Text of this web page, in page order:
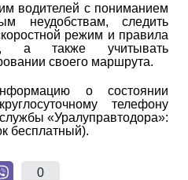
водителей с пониманием
неудобствам, следить
режим и правила
а также учитывать
своего маршрута.
о состоянии
телефону
«Уралуправтодора»:
бесплатный).
0